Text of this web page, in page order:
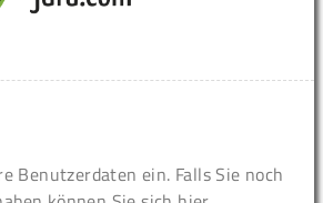
Benutzerdaten ein. Falls Sie noch